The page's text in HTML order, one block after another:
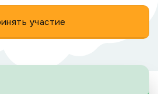
участие